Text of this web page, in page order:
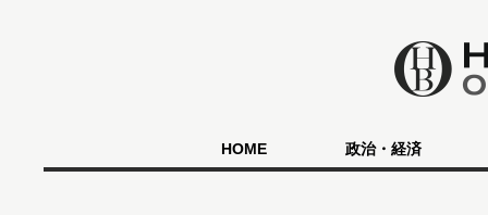
HOME 政治・経済